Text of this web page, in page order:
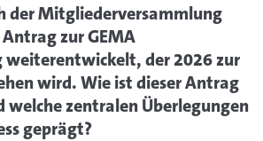
der Mitgliederversammlung
zur GEMA
der 2026 zur
wird. Wie ist dieser Antrag
welche zentralen Überlegungen
geprägt?